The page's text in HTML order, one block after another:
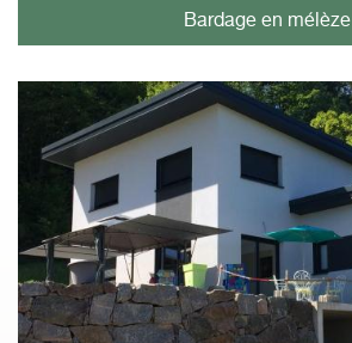
Bardage en mélèze